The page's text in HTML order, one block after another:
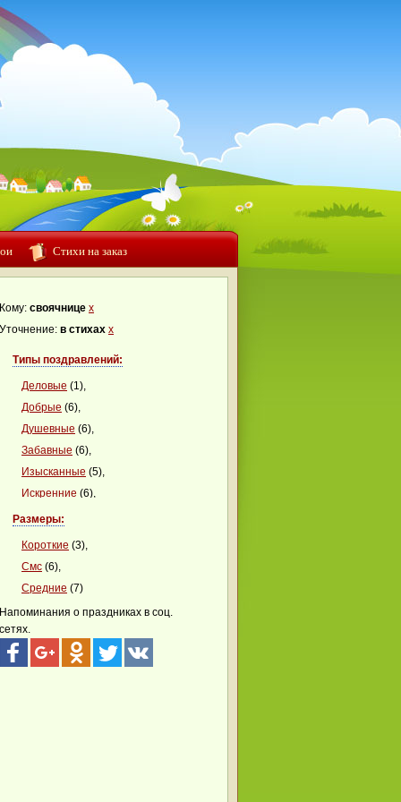
Стихи на заказ
Кому: своячнице x
Уточнение: в стихах x
Типы поздравлений:
Деловые (1),
Добрые (6),
Душевные (6),
Забавные (6),
Изысканные (5),
Искренние (6),
Классные
Нежные
(1),
Необычные(1),
Размеры:
Короткие (3),
Смс (6),
Средние (7)
Напоминания о праздниках в соц.
сетях.